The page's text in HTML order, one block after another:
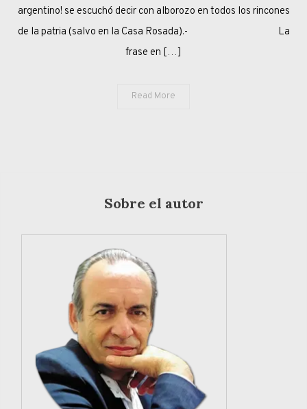
argentino! se escuchó decir con alborozo en todos los rincones
de la patria (salvo en la Casa Rosada).- La
frase en […]
Read More
Sobre el autor